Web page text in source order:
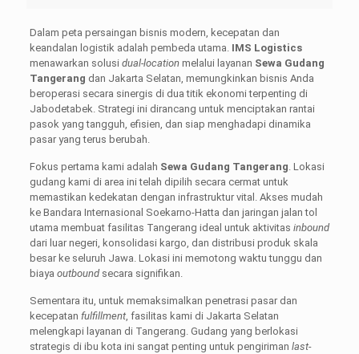
Dalam peta persaingan bisnis modern, kecepatan dan
keandalan logistik adalah pembeda utama. IMS Logistics
menawarkan solusi dual-locationmelalui layanan Sewa Gudang
Tangerang dan Jakarta Selatan, memungkinkan bisnis Anda
beroperasi secara sinergis di dua titik ekonomi terpenting di
Jabodetabek. Strategi ini dirancang untuk menciptakan rantai
pasok yang tangguh, efisien, dan siap menghadapi dinamika
pasar yang terus berubah.
Fokus pertama kami adalah Sewa Gudang Tangerang. Lokasi
gudang kami di area ini telah dipilih secara cermat untuk
memastikan kedekatan dengan infrastruktur vital. Akses mudah
ke Bandara Internasional Soekarno-Hatta dan jaringan jalan tol
utama membuat fasilitas Tangerang ideal untuk aktivitas inbound
dari luar negeri, konsolidasi kargo, dan distribusi produk skala
besar ke seluruh Jawa. Lokasi ini memotong waktu tunggu dan
biaya outboundsecara signifikan.
Sementara itu, untuk memaksimalkan penetrasi pasar dan
kecepatan fulfillment, fasilitas kami di Jakarta Selatan
melengkapi layanan di Tangerang. Gudang yang berlokasi
strategis di ibu kota ini sangat penting untuk pengiriman last-